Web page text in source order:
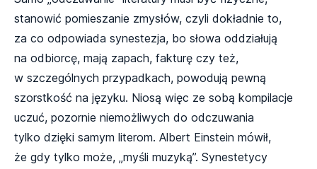
stanowić pomieszanie zmysłów, czyli dokładnie to,
za co odpowiada synestezja, bo słowa oddziałują
na odbiorcę, mają zapach, fakturę czy też,
w szczególnych przypadkach, powodują pewną
szorstkość na języku. Niosą więc ze sobą kompilacje
uczuć, pozornie niemożliwych do odczuwania
tylko dzięki samym literom. Albert Einstein mówił,
że gdy tylko może, „myśli muzyką”. Synestetycy